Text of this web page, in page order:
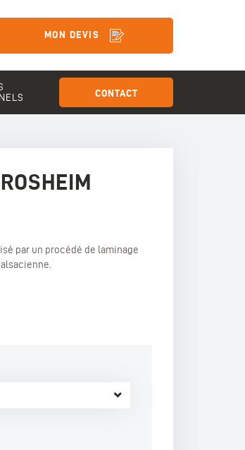
MON DEVIS
CONTACT
par un procédé de laminage